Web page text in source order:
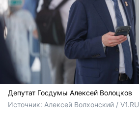
Депутат Госдумы Алексей Волоцков
Источник: Алексей Волхонский / V1.RU